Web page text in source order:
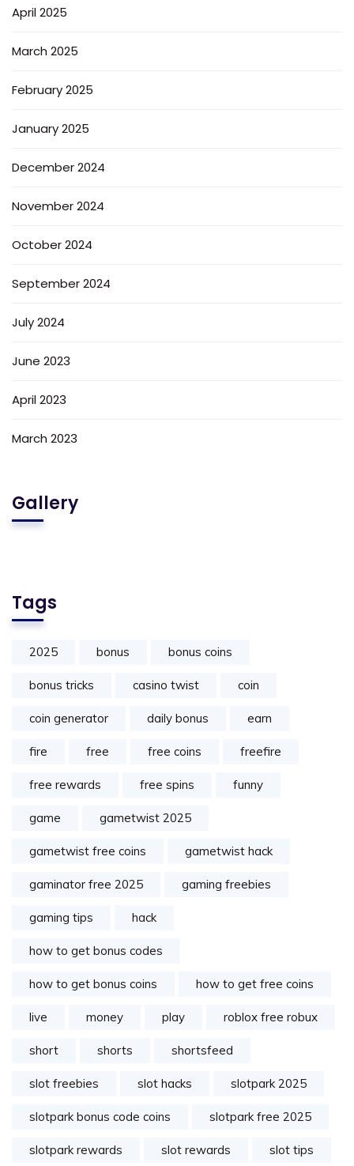
April 2025
March 2025
February 2025
January 2025
December 2024
November 2024
October 2024
September 2024
July 2024
June 2023
April 2023
March 2023
Gallery
Tags
2025 bonus bonus coins
bonus tricks casino twist coin
coin generator daily bonus earn
fire free free coins freefire
free rewards free spins funny
game gametwist 2025
gametwist free coins gametwist hack
gaminator free 2025 gaming freebies
gaming tips hack
how to get bonus codes
how to get bonus coins how to get free coins
live money play roblox free robux
short shorts shortsfeed
slot freebies slot hacks slotpark 2025
slotpark bonus code coins slotpark free 2025
slotpark rewards slot rewards slot tips